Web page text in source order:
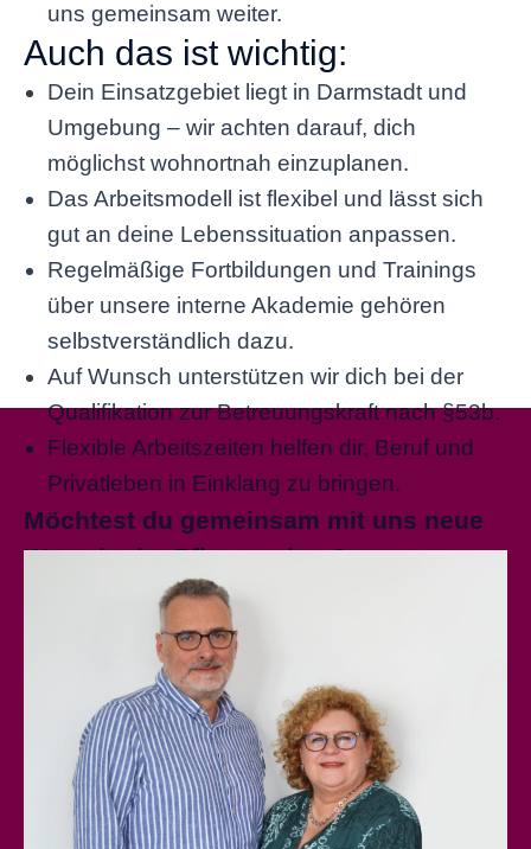
uns gemeinsam weiter.
Auch das ist wichtig:
Dein Einsatzgebiet liegt in Darmstadt und
Umgebung – wir achten darauf, dich
möglichst wohnortnah einzuplanen.
Das Arbeitsmodell ist flexibel und lässt sich
gut an deine Lebenssituation anpassen.
Regelmäßige Fortbildungen und Trainings
über unsere interne Akademie gehören
selbstverständlich dazu.
Auf Wunsch unterstützen wir dich bei der
Qualifikation zur Betreuungskraft nach §53b.
Flexible Arbeitszeiten helfen dir, Beruf und
Privatleben in Einklang zu bringen.
Möchtest du gemeinsam mit uns neue
Wege in der Pflege gehen?
Dann werde Teil unseres Teams – lass
uns zusammen Zukunft gestalten!
Wir freuen uns darauf, dich
kennenzulernen.